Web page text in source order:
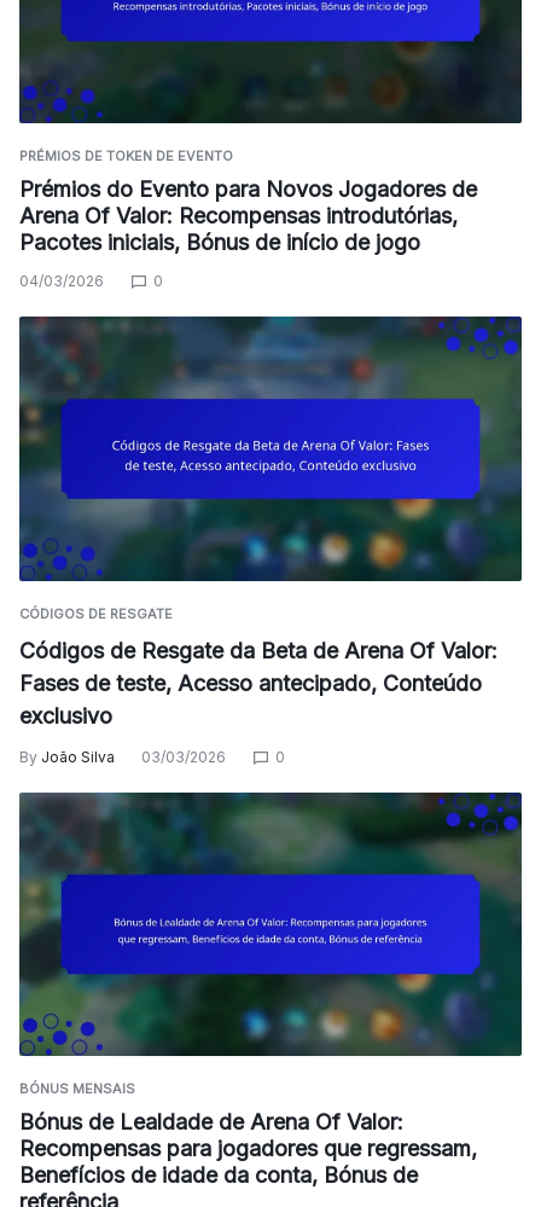
PRÉMIOS DE TOKEN DE EVENTO
Prémios do Evento para Novos Jogadores de
Arena Of Valor: Recompensas introdutórias,
Pacotes iniciais, Bónus de início de jogo
04/03/2026 0
CÓDIGOS DE RESGATE
Códigos de Resgate da Beta de Arena Of Valor:
Fases de teste, Acesso antecipado, Conteúdo
exclusivo
By João Silva 03/03/2026 0
BÓNUS MENSAIS
Bónus de Lealdade de Arena Of Valor:
Recompensas para jogadores que regressam,
Benefícios de idade da conta, Bónus de
referência